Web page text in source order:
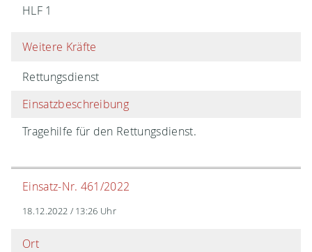
HLF 1
Weitere Kräfte
Rettungsdienst
Einsatzbeschreibung
Tragehilfe für den Rettungsdienst.
Einsatz-Nr. 461/2022
18.12.2022 / 13:26 Uhr
Ort